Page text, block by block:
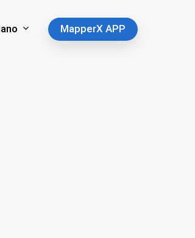
MapperX APP